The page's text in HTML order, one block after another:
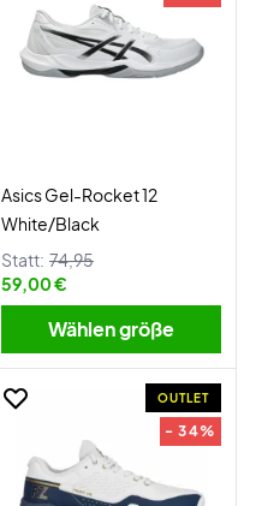
Asics Gel-Rocket 12
White/Black
Statt: 74,95
59,00 €
Wählen größe
OUTLET
- 34%